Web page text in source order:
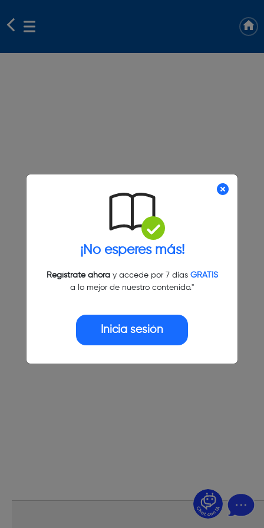
¡No esperes más!
Regístrate ahoray accede por 7 días GRATIS
a lo mejor de nuestro contenido."
Inicia sesión